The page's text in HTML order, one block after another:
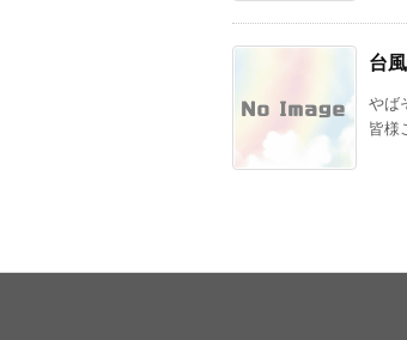
台
やば
皆様